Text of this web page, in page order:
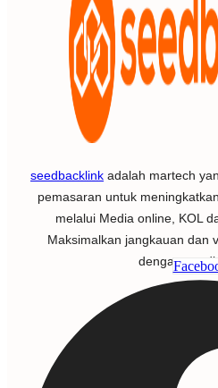
seedbacklink adalah martech
pemasaran untuk
melalui Media online, KOL
Maksimalkan jangkauan dan
dengan